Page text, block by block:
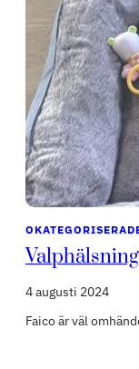
4 augusti 2024
Faico är väl